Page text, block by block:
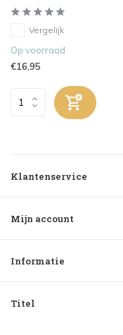
Vergelijk
Op voorraad
€16,95
Klantenservice
Mijn account
Informatie
Titel